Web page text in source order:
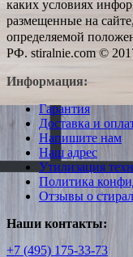
каких условиях
размещенные на
определяемой
РФ. stiralnie.com ©
Информация:
Гарантия
Доставка и
Напишите нам
Наш адрес
Утилизация
Политика
Отзывы о
Наши контакты:
+7 (495) 175-33-73